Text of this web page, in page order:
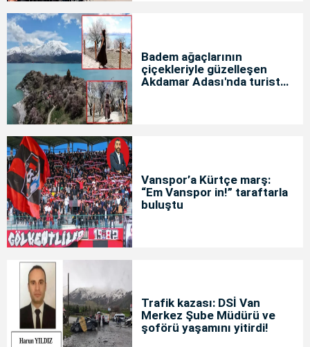
Badem ağaçlarının
çiçekleriyle güzelleşen
Akdamar Adası'nda turist
Vanspor’a Kürtçe marş:
“Em Vanspor in!” taraftarla
buluştu
Trafik kazası: DSİ Van
Merkez Şube Müdürü ve
şoförü yaşamını yitirdi!